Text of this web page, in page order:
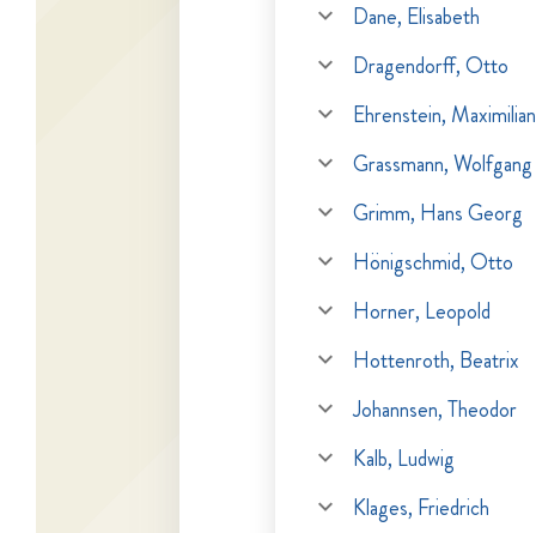
Dane, Elisabeth
Dragendorff, Otto
Ehrenstein, Maximilian
Grassmann, Wolfgang
Grimm, Hans Georg
Hönigschmid, Otto
Horner, Leopold
Hottenroth, Beatrix
Johannsen, Theodor
Kalb, Ludwig
Klages, Friedrich